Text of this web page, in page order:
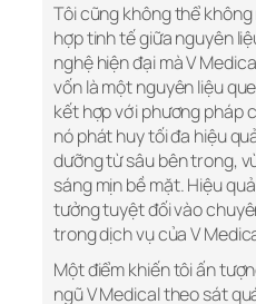
Tôi cũng không thể
hợp tinh tế giữa nguyên
nghệ hiện đại mà V
vốn là một nguyên liệu
kết hợp với phương pháp
nó phát huy tối đa hiệu
dưỡng từ sâu bên trong,
sáng mịn bề mặt. Hiệu
tưởng tuyệt đối vào
trong dịch vụ của V
Một điểm khiến tôi ấn
ngũ V Medical theo sát